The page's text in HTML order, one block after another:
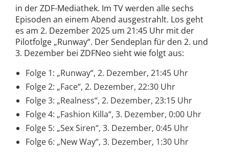
in der ZDF-Mediathek. Im TV werden alle sechs
Episoden an einem Abend ausgestrahlt. Los geht
es am 2. Dezember 2025 um 21:45 Uhr mit der
Pilotfolge „Runway“. Der Sendeplan für den 2. und
3. Dezember bei ZDFNeo sieht wie folgt aus:
Folge 1: „Runway“, 2. Dezember, 21:45 Uhr
Folge 2: „Face“, 2. Dezember, 22:30 Uhr
Folge 3: „Realness“, 2. Dezember, 23:15 Uhr
Folge 4: „Fashion Killa“, 3. Dezember, 0:00 Uhr
Folge 5: „Sex Siren“, 3. Dezember, 0:45 Uhr
Folge 6: „New Way“, 3. Dezember, 1:30 Uhr